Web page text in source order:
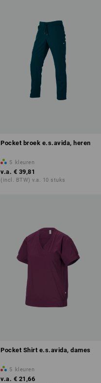
Pocket broek e.s.avida, heren
5 kleuren
v.a. € 39,81
(incl. BTW) v.a. 10 stuks
Pocket Shirt e.s.avida, dames
5 kleuren
v.a. € 21,66